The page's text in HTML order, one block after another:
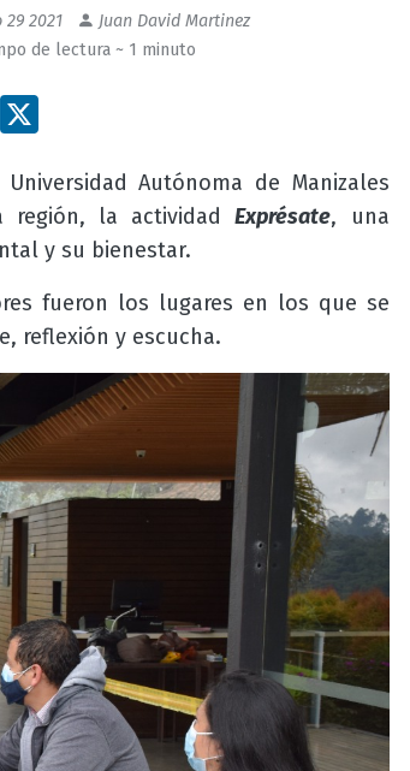
29 2021
Juan David Martinez
de lectura ~ 1 minuto
Facebook
Autónoma de Manizales
región, la actividadExprésate,
una
y su bienestar.
fueron los lugares en los que se
reflexión y escucha.